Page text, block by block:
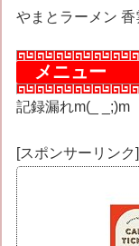
やまとラーメン
メニュー
記録漏れm(_ _;)m
[スポンサーリン